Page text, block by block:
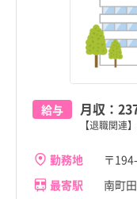
給与 月収：
【退職関連
勤務地
〒
最寄駅
南町